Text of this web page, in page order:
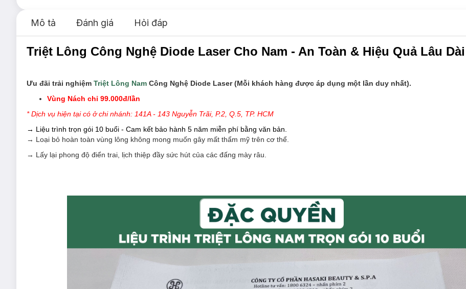
Mô tả Đánh giá Hỏi đáp
Triệt Lông Công Nghệ Diode Laser Cho Nam - An Toàn & Hiệu Quả Lâu Dài
Ưu đãi trải nghiệm Triệt Lông Nam Công Nghệ Diode Laser (Mỗi khách hàng được áp dụng một lần duy nhất).
Vùng Nách chỉ 99.000đ/lần
* Dịch vụ hiện tại có ở chi nhánh: 141A - 143 Nguyễn Trãi, P.2, Q.5, TP. HCM
→ Liệu trình trọn gói 10 buổi - Cam kết bảo hành 5 năm miễn phí bằng văn bản.
→ Loại bỏ hoàn toàn vùng lông không mong muốn gây mất thẩm mỹ trên cơ thể.
→ Lấy lại phong độ điển trai, lịch thiệp đầy sức hút của các đấng mày râu.